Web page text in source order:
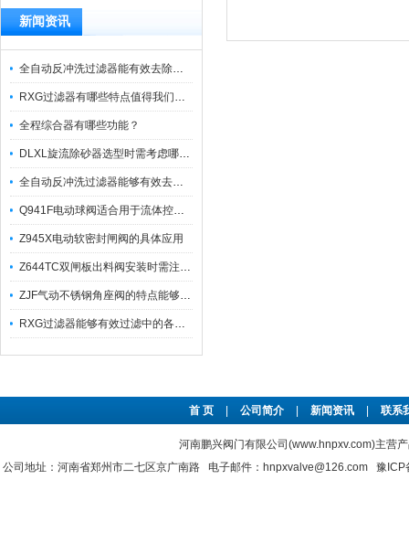
新闻资讯
全自动反冲洗过滤器能有效去除过滤介质上的杂质
RXG过滤器有哪些特点值得我们选择？
全程综合器有哪些功能？
DLXL旋流除砂器选型时需考虑哪些因素？
全自动反冲洗过滤器能够有效去除不同粒径的固体杂
Q941F电动球阀适合用于流体控制需要迅速反应的场合
Z945X电动软密封闸阀的具体应用
Z644TC双闸板出料阀安装时需注意哪些事项？
ZJF气动不锈钢角座阀的特点能够稳定地控制介质流量
RXG过滤器能够有效过滤中的各种杂质
首 页 公司简介 新闻资讯 联系
河南鹏兴阀门有限公司(www.hnpxv.com)主营
公司地址：河南省郑州市二七区京广南路 电子邮件：hnpxvalve@126.com 豫ICP